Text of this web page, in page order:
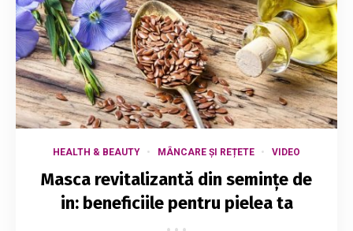
HEALTH & BEAUTY MÂNCARE ȘI REȚETE VIDEO
Masca revitalizantă din semințe de
in: beneficiile pentru pielea ta